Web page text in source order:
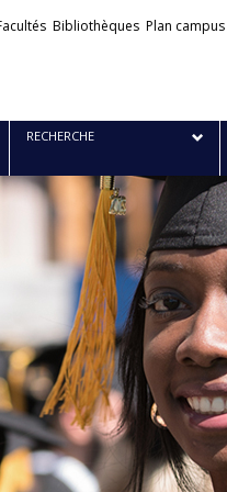
Bibliothèques Plan campus
RECHERCHE